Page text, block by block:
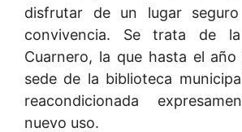
disfrutar de un lugar
convivencia. Se trata de
Cuarnero, la que hasta el año
sede de la biblioteca
reacondicionada
nuevo uso.